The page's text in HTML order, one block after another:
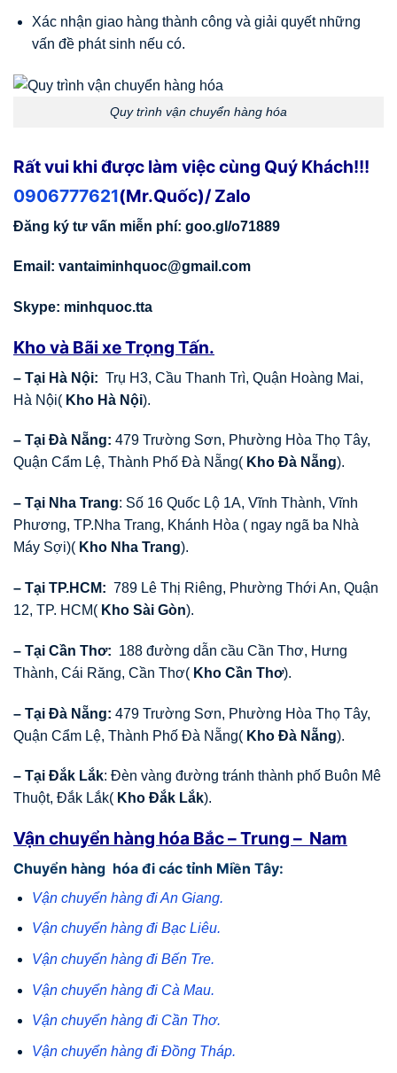
Xác nhận giao hàng thành công và giải quyết những
vấn đề phát sinh nếu có.
Quy trình vận chuyển hàng hóa
Rất vui khi được làm việc cùng Quý Khách!!!
0906777621(Mr.Quốc)/ Zalo
Đăng ký tư vấn miễn phí: goo.gl/o71889
Email: vantaiminhquoc@gmail.com
Skype: minhquoc.tta
Kho và Bãi xe Trọng Tấn.
– Tại Hà Nội: Trụ H3, Cầu Thanh Trì, Quận Hoàng Mai,
Hà Nội( Kho Hà Nội).
– Tại Đà Nẵng: 479 Trường Sơn, Phường Hòa Thọ Tây,
Quận Cẩm Lệ, Thành Phố Đà Nẵng( Kho Đà Nẵng).
– Tại Nha Trang: Số 16 Quốc Lộ 1A, Vĩnh Thành, Vĩnh
Phương, TP.Nha Trang, Khánh Hòa ( ngay ngã ba Nhà
Máy Sợi)( Kho Nha Trang).
– Tại TP.HCM: 789 Lê Thị Riêng, Phường Thới An, Quận
12, TP. HCM( Kho Sài Gòn).
– Tại Cần Thơ: 188 đường dẫn cầu Cần Thơ, Hưng
Thành, Cái Răng, Cần Thơ( Kho Cần Thơ).
– Tại Đà Nẵng: 479 Trường Sơn, Phường Hòa Thọ Tây,
Quận Cẩm Lệ, Thành Phố Đà Nẵng( Kho Đà Nẵng).
– Tại Đắk Lắk: Đèn vàng đường tránh thành phố Buôn Mê
Thuột, Đắk Lắk( Kho Đắk Lắk).
Vận chuyển hàng hóa Bắc – Trung – Nam
Chuyển hàng hóa đi các tỉnh Miền Tây:
Vận chuyển hàng đi An Giang.
Vận chuyển hàng đi Bạc Liêu.
Vận chuyển hàng đi Bến Tre.
Vận chuyển hàng đi Cà Mau.
Vận chuyển hàng đi Cần Thơ.
Vận chuyển hàng đi Đồng Tháp.